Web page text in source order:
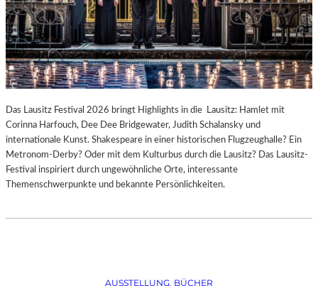
Das Lausitz Festival 2026 bringt Highlights in die Lausitz: Hamlet mit
Corinna Harfouch, Dee Dee Bridgewater, Judith Schalansky und
internationale Kunst. Shakespeare in einer historischen Flugzeughalle? Ein
Metronom-Derby? Oder mit dem Kulturbus durch die Lausitz? Das Lausitz-
Festival inspiriert durch ungewöhnliche Orte, interessante
Themenschwerpunkte und bekannte Persönlichkeiten.
AUSSTELLUNG, BÜCHER